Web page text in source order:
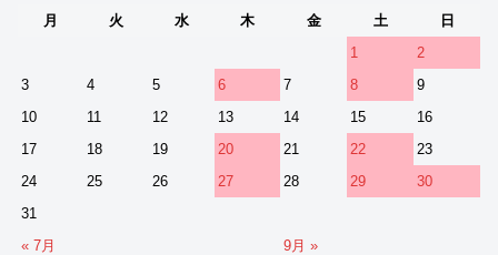
月 火 水 木 金 土
日
1
2
3
4 5 6 7 8
9
10
11 12 13 14 15
16
17
18 19 20 21 22
23
24
25 26 27 28 29
30
31
« 7月
9月 »